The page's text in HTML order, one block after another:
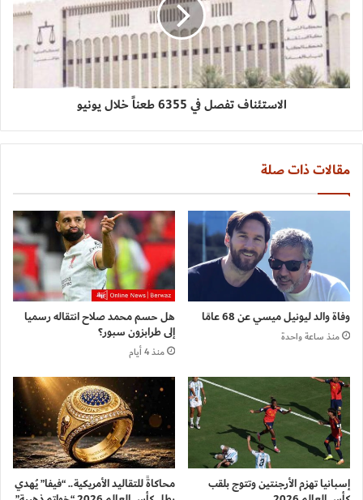
الاستئناف تفصل في 6355 طعناً خلال يونيو
مقالات ذات صلة
وفاة والد ليونيل ميسي عن 68 عامًا
منذ ساعة واحدة
هل حسم محمد صلاح انتقاله رسميا
إلى طرابزون سبور؟
منذ 4 أيام
إسبانيا تهزم الأرجنتين وتتوج بلقب محاكاةً للتقاليد الأمريكية.. “فيفا” يُهدي